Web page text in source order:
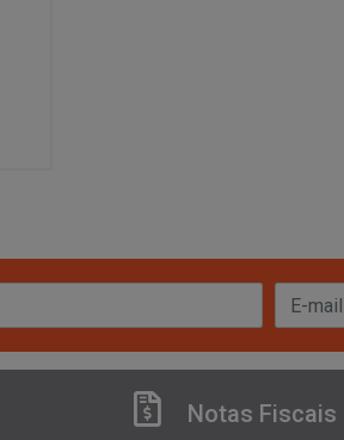
Notas Fiscais